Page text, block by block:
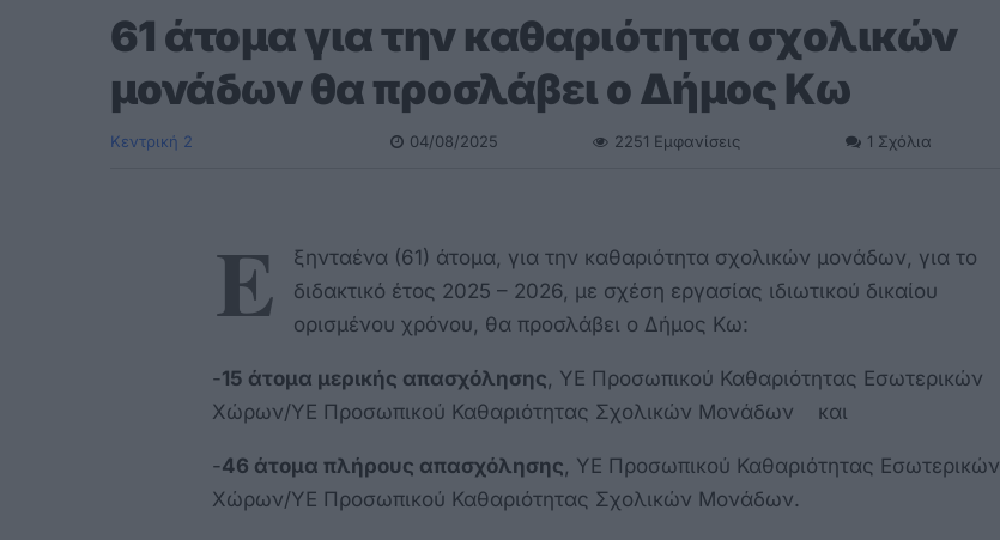
61 άτομα για την καθαριότητα σχολικών
μονάδων θα προσλάβει ο Δήμος Κω
Κεντρική 2 04/08/2025 2251 Εμφανίσεις 1 Σχόλια
Ε
ξηνταένα (61) άτομα, για την καθαριότητα σχολικών μονάδων, για το
διδακτικό έτος 2025 – 2026, με σχέση εργασίας ιδιωτικού δικαίου
ορισμένου χρόνου, θα προσλάβει ο Δήμος Κω:
-15 άτομα μερικής απασχόλησης, ΥΕ Προσωπικού Καθαριότητας Εσωτερικών
Χώρων/ΥΕ Προσωπικού Καθαριότητας Σχολικών Μονάδων και
-46 άτομα πλήρους απασχόλησης, ΥΕ Προσωπικού Καθαριότητας Εσωτερικών
Χώρων/ΥΕ Προσωπικού Καθαριότητας Σχολικών Μονάδων.